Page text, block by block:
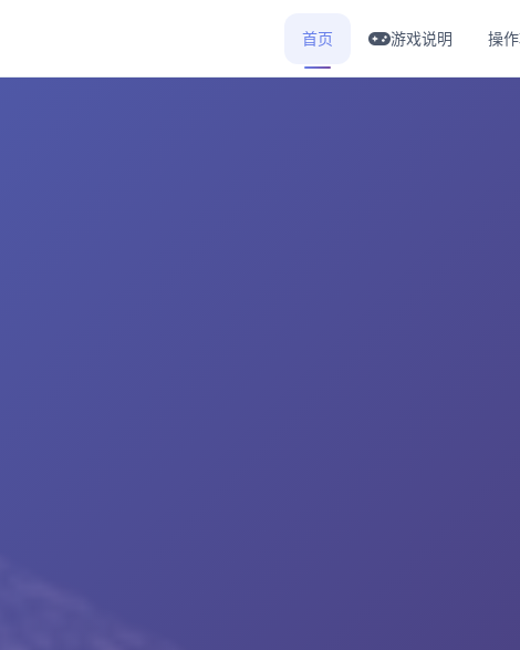
首页 游戏说明 操